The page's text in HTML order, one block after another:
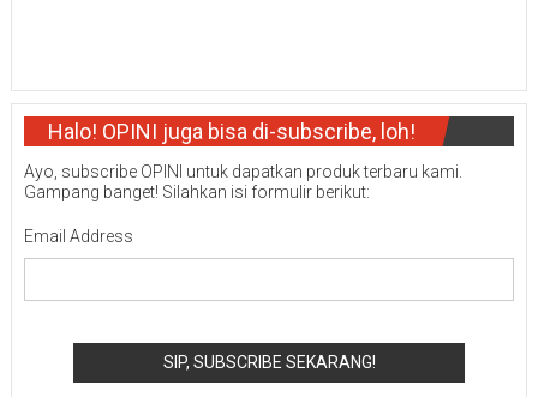
Halo! OPINI juga bisa di-subscribe, loh!
Ayo, subscribe OPINI untuk dapatkan produk terbaru kami.
Gampang banget! Silahkan isi formulir berikut:
Email Address